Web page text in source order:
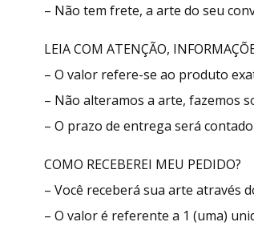
– Não tem frete, a arte do seu
LEIA COM ATENÇÃO,
– O valor refere-se ao produto
– Não alteramos a arte, fazemos
– O prazo de entrega será
COMO RECEBEREI MEU PEDIDO?
– Você receberá sua arte através
– O valor é referente a 1 (uma)